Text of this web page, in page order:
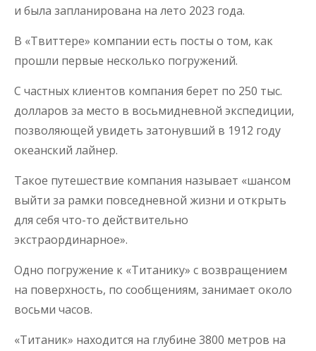
и была запланирована на лето 2023 года.
В «Твиттере» компании есть посты о том, как
прошли первые несколько погружений.
С частных клиентов компания берет по 250 тыс.
долларов за место в восьмидневной экспедиции,
позволяющей увидеть затонувший в 1912 году
океанский лайнер.
Такое путешествие компания называет «шансом
выйти за рамки повседневной жизни и открыть
для себя что-то действительно
экстраординарное».
Одно погружение к «Титанику» с возвращением
на поверхность, по сообщениям, занимает около
восьми часов.
«Титаник» находится на глубине 3800 метров на